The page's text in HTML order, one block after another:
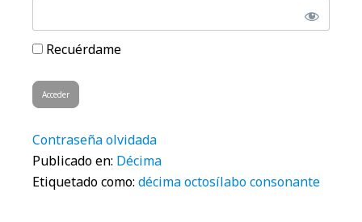
Recuérdame
Contraseña olvidada
Publicado en: Décima
Etiquetado como: décima octosílabo consonante